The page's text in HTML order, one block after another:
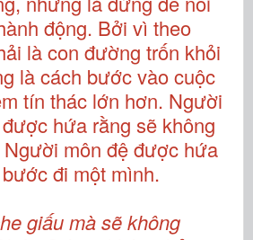
động. Bởi vì theo
là con đường trốn khỏi
là cách bước vào cuộc
tín thác lớn hơn. Người
hứa rằng sẽ không
môn đệ được hứa
đi một mình.
giấu mà sẽ không